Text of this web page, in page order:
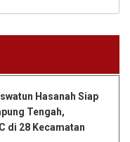
Hasanah Siap
Tengah,
di 28 Kecamatan